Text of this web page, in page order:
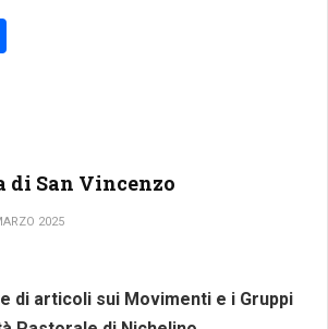
di San Vincenzo
2025
di articoli sui Movimenti e i Gruppi